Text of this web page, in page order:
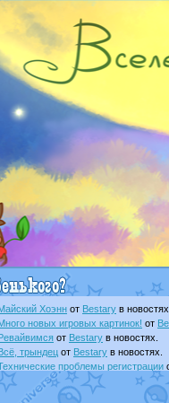
Хоэнн от Bestary в
новых игровых картинок! от
от Bestary в новостях.
трындец от Bestary в новостях.
проблемы регистрации
утро славянеот Dakkuв
Йолда и Мимикьюот MavisNyanCat